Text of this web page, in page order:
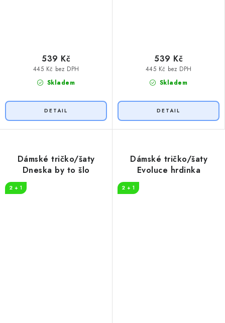
Skladem
445 Kč bez DPH
539 Kč
Skladem
445 Kč bez DPH
539 Kč
Dámské tričko/šaty
Dneska by to šlo
2 + 1
Dámské tričko/šaty
Evoluce hrdinka
2 + 1